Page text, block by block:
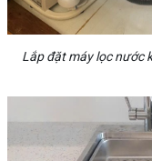
Lắp đặt máy lọc nước